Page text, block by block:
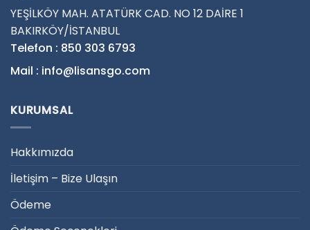
YEŞİLKÖY MAH. ATATÜRK CAD. NO 12 DAİRE 1
BAKIRKÖY/İSTANBUL
Telefon : 850 303 6793
Mail : info@lisansgo.com
KURUMSAL
Hakkımızda
İletişim – Bize Ulaşın
Ödeme